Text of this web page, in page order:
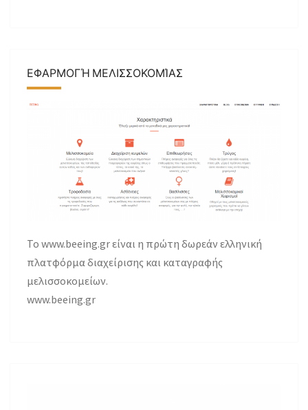
ΕΦΑΡΜΟΓΉ ΜΕΛΙΣΣΟΚΟΜΊΑΣ
Το www.beeing.gr είναι η πρώτη δωρεάν ελληνική
πλατφόρμα διαχείρισης και καταγραφής
μελισσοκομείων.
www.beeing.gr